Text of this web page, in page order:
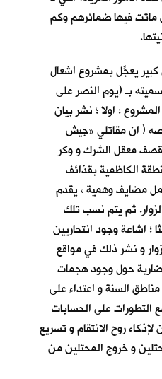
فيها ضمائرهم وكم
يعجِّل بمشروع اشعال
بـ (يوم النصر على
: اولا ؛ نشر بيان
( ان مقاتلي «جيش
معقل الشرك و وكر
الكاظمية بقذائف
عمل مضايف وهمية ، يقدم
ثم يتم نسب تلك
؛ اشاعة وجود انتحاريين
و نشر ذلك في مواقع
حول وجود هجمات
السنة و اعتداء على
التطورات على الحسابات
روح الانتقام و تسريع
و خروج المحتلين من